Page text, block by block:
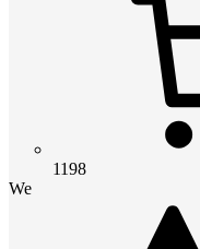
1198
We